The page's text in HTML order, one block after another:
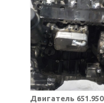
Двигатель 651.950